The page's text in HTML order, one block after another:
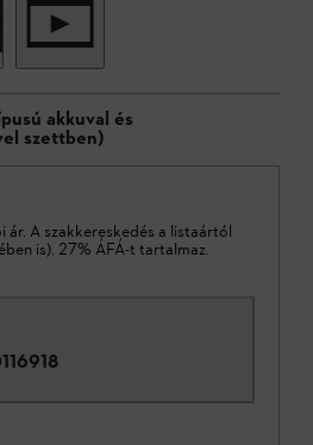
akkuval és
szettben)
A szakkereskedés a listaártól
is). 27% ÁFÁ-t tartalmaz.